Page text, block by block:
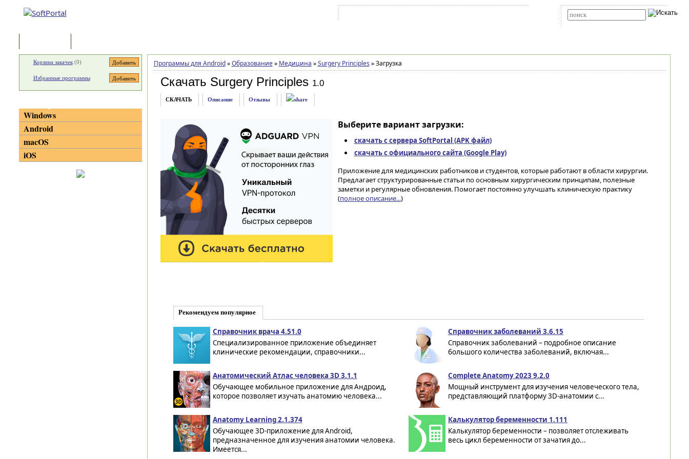
Программы для Android » Образование » Медицина » Surgery Principles »Загрузка
Скачать Surgery Principles 1.0
СКАЧАТЬ Описание Отзывы
Выберите вариант загрузки:
скачать с сервера SoftPortal (APK файл)
скачать с официального сайта (Google Play)
Приложение для медицинских работников и студентов, которые работают в области хирургии.
Предлагает структурированные статьи по основным хирургическим принципам, полезные
заметки и регулярные обновления. Помогает постоянно улучшать клиническую практику
(полное описание...)
Рекомендуем популярное
Справочник врача 4.51.0
Специализированное приложение объединяет
клинические рекомендации, справочники...
Справочник заболеваний 3.6.15
Справочник заболеваний – подробное описание
большого количества заболеваний, включая...
Анатомический Атлас человека 3D 3.1.1
Обучающее мобильное приложение для Андроид,
которое позволяет изучать анатомию человека...
Complete Anatomy 2023 9.2.0
Мощный инструмент для изучения человеческого тела,
представляющий платформу 3D-анатомии с...
Anatomy Learning 2.1.374
Обучающее 3D-приложение для Android,
предназначенное для изучения анатомии человека.
Имеется...
Калькулятор беременности 1.111
Калькулятор беременности – позволяет отслеживать
весь цикл беременности от зачатия до...
Корзина закачек(0)
Избранные программы
Windows
Android
macOS
iOS